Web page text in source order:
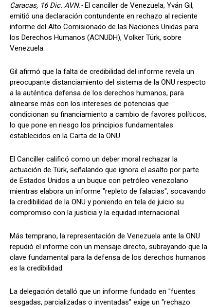
Caracas, 16 Dic. AVN.-El canciller de Venezuela, Yván Gil,
emitió una declaración contundente en rechazo al reciente
informe del Alto Comisionado de las Naciones Unidas para
los Derechos Humanos (ACNUDH), Volker Türk, sobre
Venezuela.
Gil afirmó que la falta de credibilidad del informe revela un
preocupante distanciamiento del sistema de la ONU respecto
a la auténtica defensa de los derechos humanos, para
alinearse más con los intereses de potencias que
condicionan su financiamiento a cambio de favores políticos,
lo que pone en riesgo los principios fundamentales
establecidos en la Carta de la ONU.
El Canciller calificó como un deber moral rechazar la
actuación de Türk, señalando que ignora el asalto por parte
de Estados Unidos a un buque con petróleo venezolano
mientras elabora un informe "repleto de falacias", socavando
la credibilidad de la ONU y poniendo en tela de juicio su
compromiso con la justicia y la equidad internacional.
Más temprano, la representación de Venezuela ante la ONU
repudió el informe con un mensaje directo, subrayando que la
clave fundamental para la defensa de los derechos humanos
es la credibilidad.
La delegación detalló que un informe fundado en "fuentes
sesgadas, parcializadas o inventadas" exige un "rechazo